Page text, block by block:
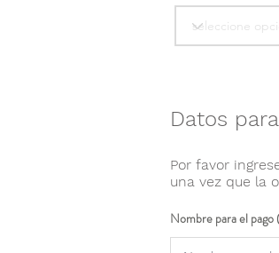
Datos
Por favor
una vez que la
Nombre para el